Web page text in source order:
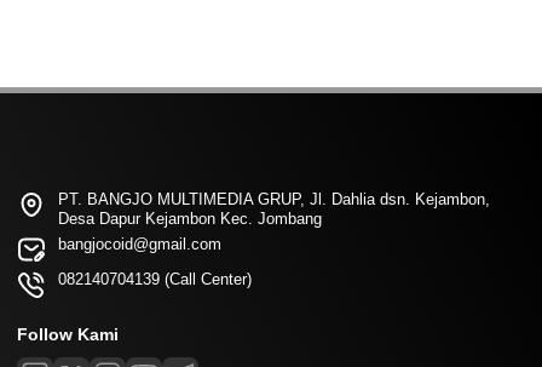
PT. BANGJO MULTIMEDIA GRUP, Jl. Dahlia dsn. Kejambon,
Desa Dapur Kejambon Kec. Jombang
bangjocoid@gmail.com
082140704139 (Call Center)
Follow Kami